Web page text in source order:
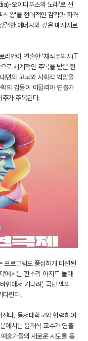
오이디푸스의 노래'로 선
왕'을 현대적인 감각과 파격
렬한 에너지와 깊은 메시지로
리안이 연출한 '채식주의자(T
로 세계적인 주목을 받은 한
면의 고뇌와 사회적 억압을
의 감동이 이탈리아 연출가
가 주목된다.
프로그램도 풍성하게 마련된
'에서는 판소리 아지트 놀애
위에서 기다려', 극단 맥의
다린다.
다. 동서대학교와 협력하여
에서는 윤태식 교수가 연출
술가들의 새로운 시도를 응